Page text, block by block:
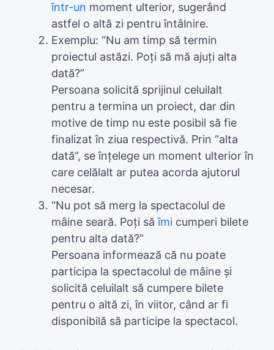
într-un moment ulterior, sugerând
astfel o altă zi pentru întâlnire.
Exemplu: “Nu am timp să termin
proiectul astăzi. Poți să mă ajuți alta
dată?”
Persoana solicită sprijinul celuilalt
pentru a termina un proiect, dar din
motive de timp nu este posibil să fie
finalizat în ziua respectivă. Prin “alta
dată”, se înțelege un moment ulterior în
care celălalt ar putea acorda ajutorul
necesar.
“Nu pot să merg la spectacolul de
mâine seară. Poți săîmi cumperi bilete
pentru alta dată?”
Persoana informează că nu poate
participa la spectacolul de mâine și
solicită celuilalt să cumpere bilete
pentru o altă zi, în viitor, când ar fi
disponibilă să participe la spectacol.